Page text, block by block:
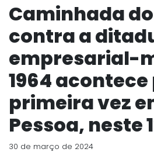
Caminhada
contra a
empresarial-
1964 acontece
primeira vez
Pessoa, neste
30 de março de 2024